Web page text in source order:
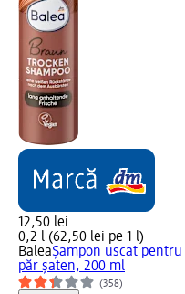
12,50 lei
0,2 l (62,50 lei pe 1 l)
BaleaȘampon uscat pentru
păr șaten, 200 ml
(358)